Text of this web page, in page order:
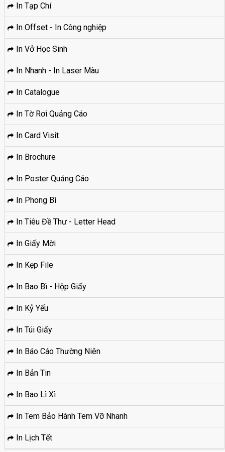
In Tạp Chí
In Offset - In Công nghiệp
In Vở Học Sinh
In Nhanh - In Laser Màu
In Catalogue
In Tờ Rơi Quảng Cáo
In Card Visit
In Brochure
In Poster Quảng Cáo
In Phong Bì
In Tiêu Đề Thư - Letter Head
In Giấy Mời
In Kẹp File
In Bao Bì - Hộp Giấy
In Kỷ Yếu
In Túi Giấy
In Báo Cáo Thường Niên
In Bản Tin
In Bao Lì Xì
In Tem Bảo Hành Tem Vỡ Nhanh
In Lịch Tết